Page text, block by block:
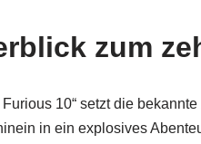
zum
Furious 10“ setzt die bekannte
in ein explosives